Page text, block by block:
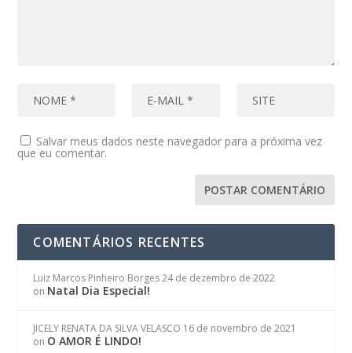
Salvar meus dados neste navegador para a próxima vez
que eu comentar.
COMENTÁRIOS RECENTES
Luiz Marcos Pinheiro Borges 24 de dezembro de 2022
on Natal Dia Especial!
JICELY RENATA DA SILVA VELASCO 16 de novembro de 2021
on O AMOR É LINDO!